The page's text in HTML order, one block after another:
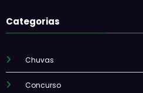
Categorias
Chuvas
Concurso